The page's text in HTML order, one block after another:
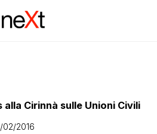
Cirinnà sulle Unioni Civili
02/2016